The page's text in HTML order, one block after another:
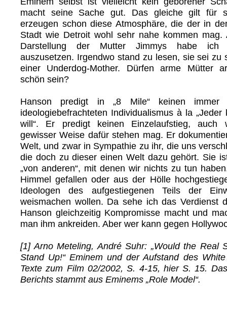
macht seine Sache gut. Das gleiche gilt für
erzeugen schon diese Atmosphäre, die der in
Stadt wie Detroit wohl sehr nahe kommen mag.
Darstellung der Mutter Jimmys habe ich
auszusetzen. Irgendwo stand zu lesen, sie sei zu
einer Underdog-Mother. Dürfen arme Mütter
schön sein?
Hanson predigt in „8 Mile“ keinen immer
ideologiebefrachteten Individualismus à la
will“. Er predigt keinen Einzelaufstieg, auch
gewisser Weise dafür stehen mag. Er
Welt, und zwar in Sympathie zu ihr, die uns
die doch zu dieser einen Welt dazu gehört. Sie
„von anderen“, mit denen wir nichts zu tun
Himmel gefallen oder aus der Hölle
Ideologen des aufgestiegenen Teils der
weismachen wollen. Da sehe ich das Verdienst
Hanson gleichzeitig Kompromisse macht und
man ihm ankreiden. Aber wer kann gegen
[1] Arno Meteling, André Suhr: „Would the Real
Stand Up!“ Eminem und der Aufstand des
Texte zum Film 02/2002, S. 4-15, hier S. 15.
Berichts stammt aus Eminems „Role Model“.